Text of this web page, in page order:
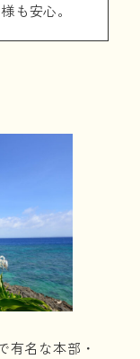
も安心。
有名な本部・